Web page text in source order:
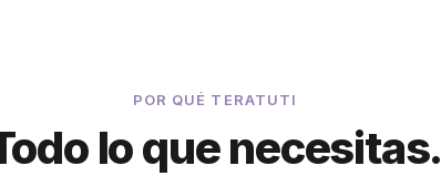
POR QUÉ TERATUTI
lo que necesitas.